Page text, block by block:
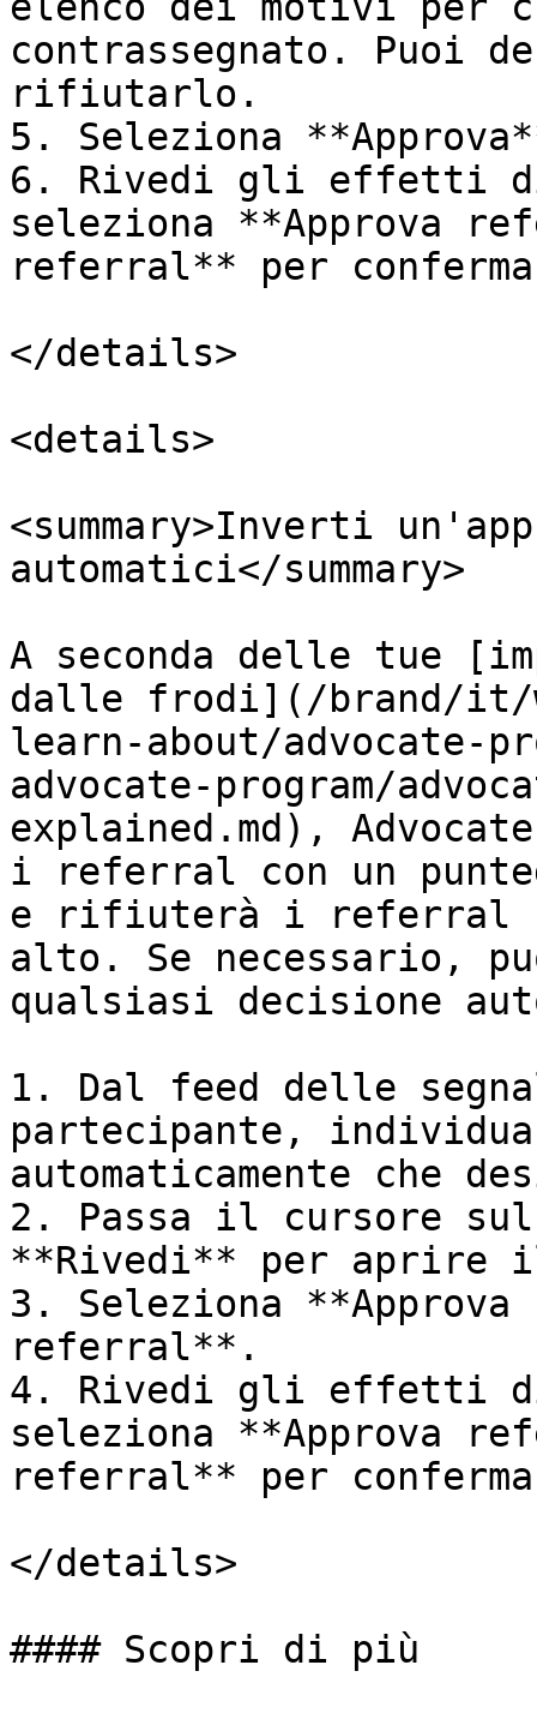
contrassegnato. Puoi
rifiutarlo.
5. Seleziona
6. Rivedi gli effetti di
seleziona **Approva
referral** per
</details>
<details>
<summary>Inverti
automatici</summary>
A seconda delle tue
dalle frodi](/brand/it/
learn-about/advocate-
advocate-program/
explained.md),
i referral con un
e rifiuterà i referral
alto. Se necessario,
qualsiasi decisione
1. Dal feed delle
partecipante,
automaticamente che
2. Passa il cursore
**Rivedi** per aprire
3. Seleziona
referral**.
4. Rivedi gli effetti di
seleziona **Approva
referral** per
</details>
#### Scopri di più